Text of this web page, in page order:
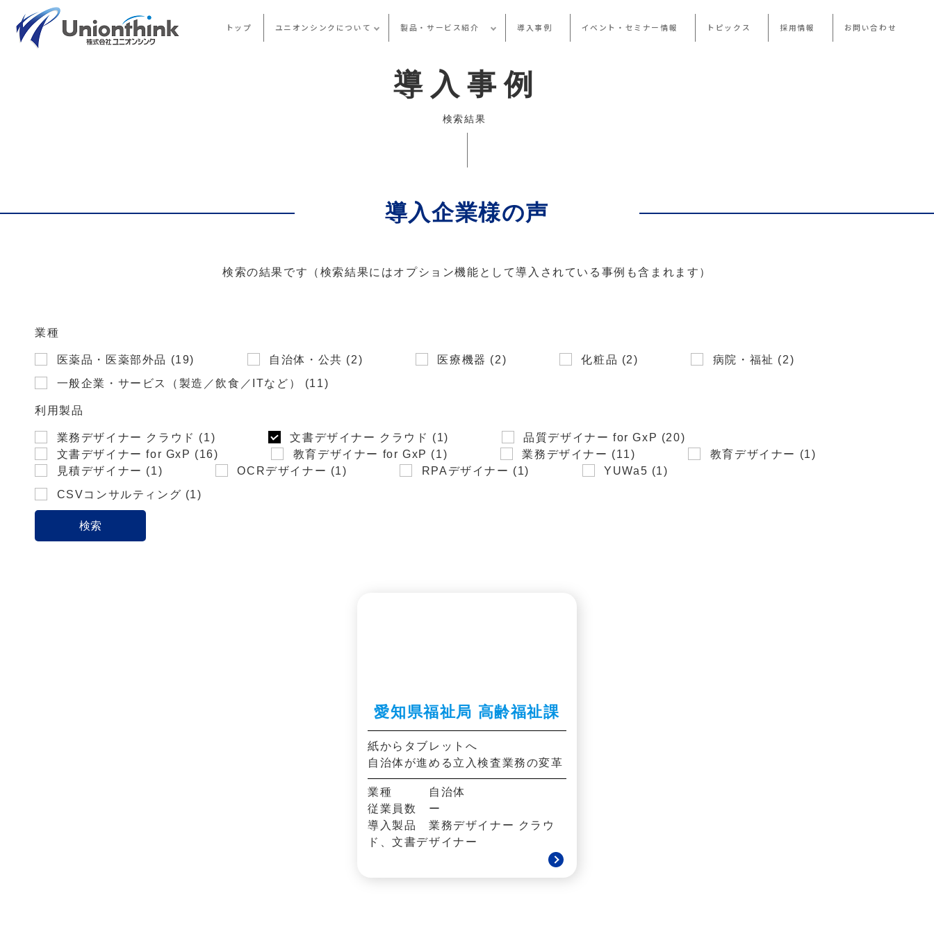
トップ ユニオンシンクについて 製品・サービス紹介 導入事例 イベント・セミナー情報 トピックス 採用情報 お問い合わせ
導入事例
検索結果
導入企業様の声
検索の結果です（検索結果にはオプション機能として導入されている事例も含まれます）
業種
医薬品・医薬部外品 (19) 自治体・公共 (2) 医療機器 (2) 化粧品 (2)
病院・福祉 (2)
一般企業・サービス（製造／飲食／ITなど） (11)
利用製品
業務デザイナー クラウド (1) 文書デザイナー クラウド (1)
品質デザイナー for GxP (20)
文書デザイナー for GxP (16)
教育デザイナー for GxP (1) 業務デザイナー (11)
教育デザイナー (1)
見積デザイナー (1)
OCRデザイナー (1) RPAデザイナー (1)
YUWa5 (1)
CSVコンサルティング (1)
愛知県福祉局 高齢福祉課
紙からタブレットへ
自治体が進める立入検査業務の変革
業種 自治体
従業員数 ー
導入製品 業務デザイナー クラウ
ド、文書デザイナー